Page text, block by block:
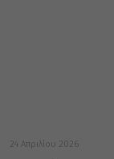
24 Απριλίου 2026